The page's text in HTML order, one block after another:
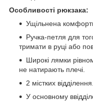
Особливості рюкзака:
Ущільнена
Ручка-петля для
тримати в руці або
Широкі лямки
не натирають плечі.
2 містких відділення.
У основному